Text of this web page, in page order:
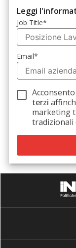
Leggi
Job Title*
Email*
terzi
marketing
tradizionali